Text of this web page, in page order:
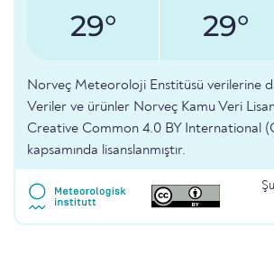
29° 29°
Norveç Meteoroloji Enstitüsü verilerine
Veriler ve ürünler Norveç Kamu Veri
Creative Common 4.0 BY International
kapsamında lisanslanmıştır.